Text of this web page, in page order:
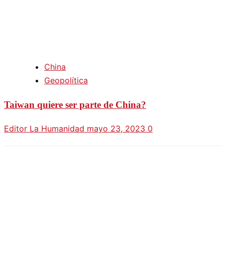
China
Geopolítica
Taiwan quiere ser parte de China?
Editor La Humanidad mayo 23, 2023 0